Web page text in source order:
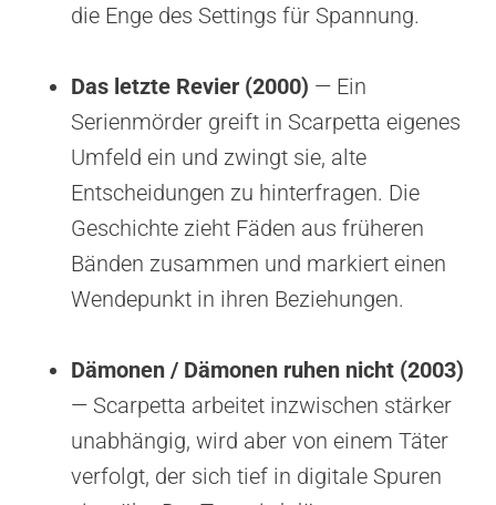
die Enge des Settings für Spannung.
Das letzte Revier (2000) — Ein
Serienmörder greift in Scarpetta eigenes
Umfeld ein und zwingt sie, alte
Entscheidungen zu hinterfragen. Die
Geschichte zieht Fäden aus früheren
Bänden zusammen und markiert einen
Wendepunkt in ihren Beziehungen.
Dämonen / Dämonen ruhen nicht (2003)
— Scarpetta arbeitet inzwischen stärker
unabhängig, wird aber von einem Täter
verfolgt, der sich tief in digitale Spuren